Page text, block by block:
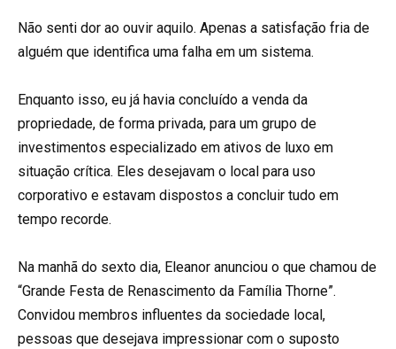
Não senti dor ao ouvir aquilo. Apenas a satisfação fria de
alguém que identifica uma falha em um sistema.
Enquanto isso, eu já havia concluído a venda da
propriedade, de forma privada, para um grupo de
investimentos especializado em ativos de luxo em
situação crítica. Eles desejavam o local para uso
corporativo e estavam dispostos a concluir tudo em
tempo recorde.
Na manhã do sexto dia, Eleanor anunciou o que chamou de
“Grande Festa de Renascimento da Família Thorne”.
Convidou membros influentes da sociedade local,
pessoas que desejava impressionar com o suposto